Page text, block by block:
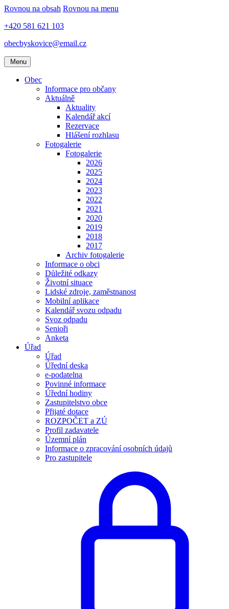
Rovnou na obsah Rovnou na menu
+420 581 621 103
obecbyskovice@email.cz
Menu
Obec
Informace pro občany
Aktuálně
Aktuality
Kalendář akcí
Rezervace
Hlášení rozhlasu
Fotogalerie
Fotogalerie
2026
2025
2024
2023
2022
2021
2020
2019
2018
2017
Archiv fotogalerie
Informace o obci
Důležité odkazy
Životní situace
Lidské zdroje, zaměstnanost
Mobilní aplikace
Kalendář svozu odpadu
Svoz odpadu
Senioři
Anketa
Úřad
Úřad
Úřední deska
e-podatelna
Povinné informace
Úřední hodiny
Zastupitelstvo obce
Přijaté dotace
ROZPOČET a ZÚ
Profil zadavatele
Územní plán
Informace o zpracování osobních údajů
Pro zastupitele